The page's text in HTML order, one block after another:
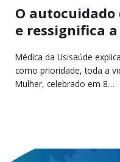
O
e ressignifica
Médica da Usisaúde
como prioridade, toda a
Mulher, celebrado em 8…